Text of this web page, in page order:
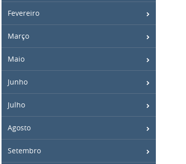
Fevereiro
Março
Maio
Junho
Julho
Agosto
Setembro